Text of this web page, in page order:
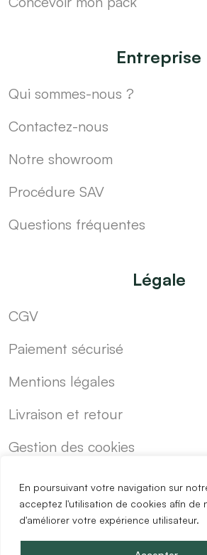
En poursuivant votre navigation sur
acceptez l'utilisation de cookies afin de
d'améliorer votre expérience utilisateur.
Entreprise
Qui sommes-nous ?
Contactez-nous
Notre showroom
Procédure SAV
Questions fréquentes
Légale
CGV
Paiement sécurisé
Mentions légales
Livraison et retour
Gestion des cookies